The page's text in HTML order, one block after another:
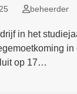
beheerder
in het
op 17…